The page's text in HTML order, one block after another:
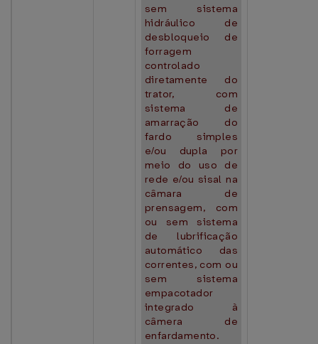
sem sistema
hidráulico de
desbloqueio de
forragem
controlado
diretamente do
trator, com
sistema de
amarração do
fardo simples
e/ou dupla por
meio do uso de
rede e/ou sisal na
câmara de
prensagem, com
ou sem sistema
de lubrificação
automático das
correntes, com ou
sem sistema
empacotador
integrado à
câmera de
enfardamento.